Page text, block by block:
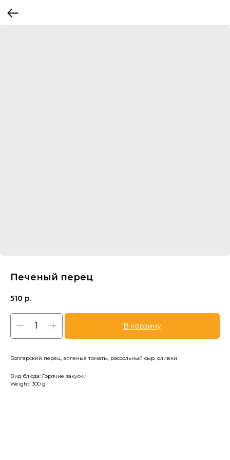
Печеный перец
510 р.
В корзину
Болгарский перец, вяленые томаты, рассольный сыр, оливки
Вид блюда: Горячие закуски
Weight: 300 g